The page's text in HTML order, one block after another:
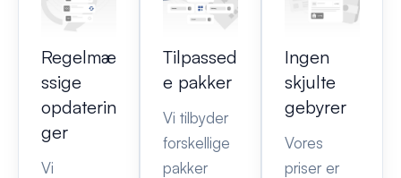
Regelmæ
ssige
opdaterin
ger
Vi
Tilpassed
e pakker
Vi tilbyder
forskellige
pakker
Ingen
skjulte
gebyrer
Vores
priser er